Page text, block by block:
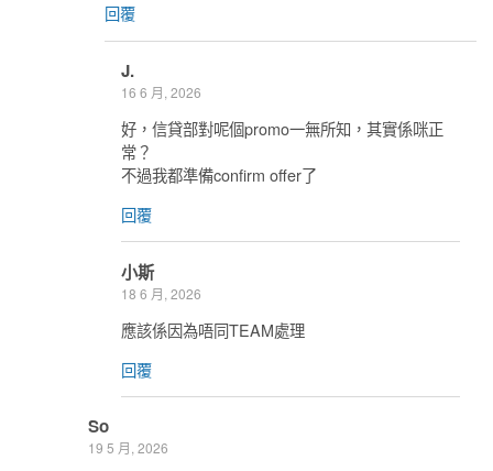
回覆
J.
16 6 月, 2026
好，信貸部對呢個promo一無所知，其實係咪正
常？
不過我都準備confirm offer了
回覆
小斯
18 6 月, 2026
應該係因為唔同TEAM處理
回覆
So
19 5 月, 2026